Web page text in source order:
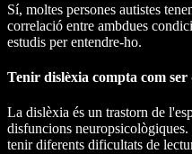
Sí, moltes persones autistes
correlació entre ambdues
estudis per entendre-ho.
Tenir dislèxia compta com ser
La dislèxia és un trastorn de
disfuncions
tenir diferents dificultats de